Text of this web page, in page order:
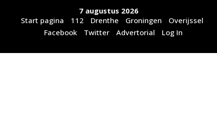
7 augustus 2026
Start pagina
112 Drenthe Groningen
Overijssel
Facebook
Twitter Advertorial Log In